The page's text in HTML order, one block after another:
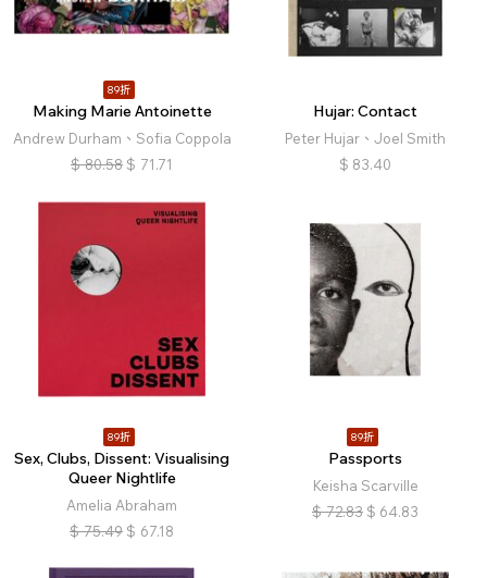
89折
Making Marie Antoinette
Andrew Durham、Sofia Coppola
$ 80.58 $ 71.71
Hujar: Contact
Peter Hujar、Joel Smith
$ 83.40
89折
Sex, Clubs, Dissent: Visualising
Queer Nightlife
Amelia Abraham
$ 75.49 $ 67.18
89折
Passports
Keisha Scarville
$ 72.83 $ 64.83